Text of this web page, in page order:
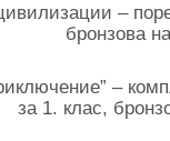
–
бронзова
–
за 1. клас,